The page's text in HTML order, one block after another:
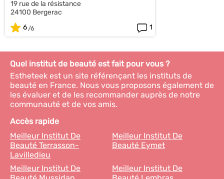
19 rue de la résistance
24100 Bergerac
6
1
Quel institut de beauté est fait pour vous ?
Estheteek est un site référençant les instituts de
beauté en France. Nous vous proposons également de
les évaluer et de les recommander auprès de notre
communauté et de vos amis.
Accès rapide
Meilleur Institut De
Beauté Terrasson-
Lavilledieu
Meilleur Institut De
Beauté Eymet
Meilleur Institut De
Meilleur Institut De